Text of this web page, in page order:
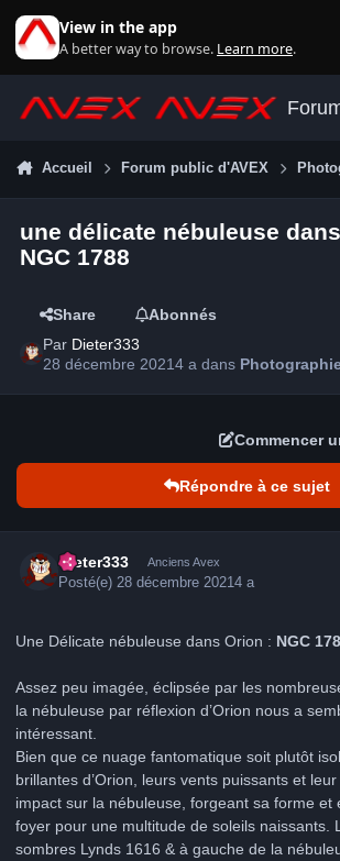
View in the app
A better way to browse. Learn more.
Accueil Forum public d'AVEX
une délicate nébuleuse
NGC 1788
Share
Abonnés
Par Dieter333
28 décembre 20214 a dans
Commencer
Répondre à ce sujet
Dieter333 Anciens Avex
Posté(e) 28 décembre 20214 a
Une Délicate nébuleuse dans Orion : NGC
Assez peu imagée, éclipsée par les
la nébuleuse par réflexion d’Orion nous a
intéressant.
Bien que ce nuage fantomatique soit plutôt
brillantes d’Orion, leurs vents puissants et
impact sur la nébuleuse, forgeant sa forme et
foyer pour une multitude de soleils naissants.
sombres Lynds 1616 & à gauche de la